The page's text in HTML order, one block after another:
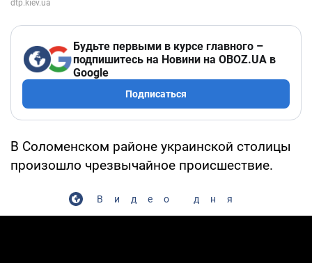
Будьте первыми в курсе главного –
подпишитесь на Новини на OBOZ.UA в
Google
Подписаться
В Соломенском районе украинской столицы
произошло чрезвычайное происшествие.
Видео дня